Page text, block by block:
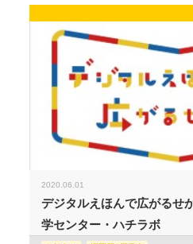
2020.06.01
デジタルえほんで広がるせ
学センター・ハチラボ